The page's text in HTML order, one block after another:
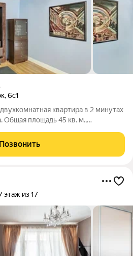
,6с1
квартира в 2 минутах
площадь 45 кв. м.,
мебель и бытовая техника
Позвонить
этаж из 17